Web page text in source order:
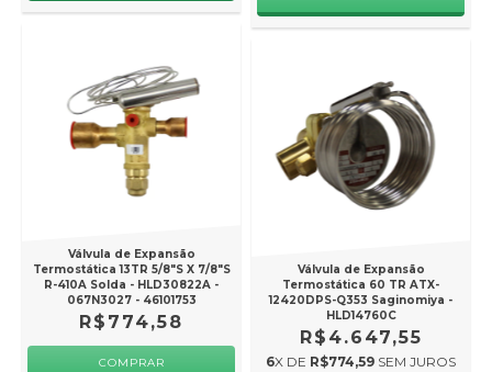
Válvula de Expansão
Termostática 13TR 5/8"S X 7/8"S
R-410A Solda - HLD30822A -
067N3027 - 46101753
R$774,58
Válvula de Expansão
Termostática 60 TR ATX-
12420DPS-Q353 Saginomiya -
HLD14760C
R$4.647,55
6X DE R$774,59 SEM JUROS